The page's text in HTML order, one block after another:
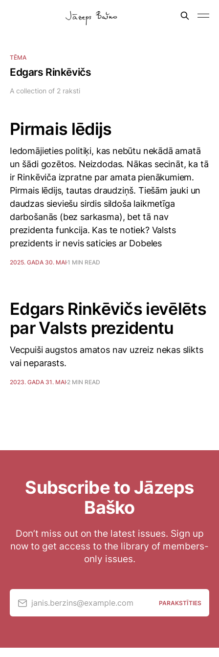
TĒMA
Edgars Rinkēvičs
A collection of 2 raksti
Pirmais lēdijs
Iedomājieties politiķi, kas nebūtu nekādā amatā
un šādi gozētos. Neizdodas. Nākas secināt, ka tā
ir Rinkēviča izpratne par amata pienākumiem.
Pirmais lēdijs, tautas draudziņš. Tiešām jauki un
daudzas sieviešu sirdis sildoša laikmetīga
darbošanās (bez sarkasma), bet tā nav
prezidenta funkcija. Kas te notiek? Valsts
prezidents ir nevis saticies ar Dobeles
2025. GADA 30. MAI1 MIN READ
Edgars Rinkēvičs ievēlēts
par Valsts prezidentu
Vecpuiši augstos amatos nav uzreiz nekas slikts
vai neparasts.
2023. GADA 31. MAI 2 MIN READ
Subscribe to Jāzeps
Baško
Don’t miss out on the latest issues. Sign up
now to get access to the library of members-
only issues.
janis.berzins@example.com PARAKSTĪTIES